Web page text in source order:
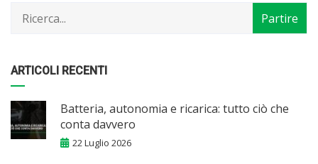
ARTICOLI RECENTI
Batteria, autonomia e ricarica: tutto ciò che
conta davvero
22 Luglio 2026